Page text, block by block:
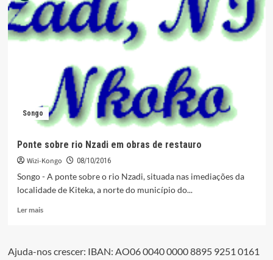
incentiva
saneamento
do
Songo
Ponte sobre rio Nzadi em obras de restauro
Wizi-Kongo 08/10/2016
Songo - A ponte sobre o rio Nzadi, situada nas imediações da
localidade de Kiteka, a norte do município do...
Ler maisLeia
sobre
Ajuda-nos crescer: IBAN: AO06 0040 0000 8895 9251 0161